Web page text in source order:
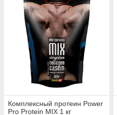
Комплексный протеин Power
Pro Protein MIX 1 кг